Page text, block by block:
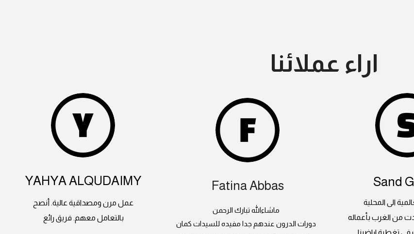
YAHYA ALQUDAIMY
عمل مرن ومصداقية عالية. أنصح
بالتعامل معهم. فريق رائع
اراء عملائنا
Fatina Abbas
ماشاءالله تبارك الرحمن
دورات الدرون عندهم جدا مفيده للسيدات كمان
Sand
الى المحلية
من الغرب بأعماله